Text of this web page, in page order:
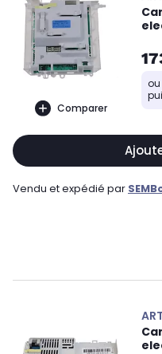
Comparer
ou
Vendu et expédié par